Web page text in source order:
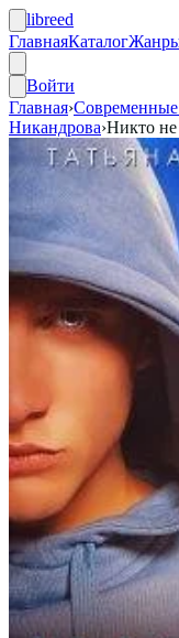
libreed
ГлавнаяКаталог
Войти
Главная›
Никандрова›Никто не